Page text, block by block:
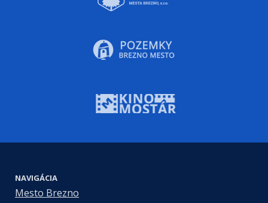
NAVIGÁCIA
Mesto Brezno